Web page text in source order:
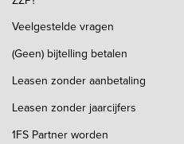
Veelgestelde vragen
(Geen) bijtelling betalen
Leasen zonder aanbetaling
Leasen zonder jaarcijfers
1FS Partner worden